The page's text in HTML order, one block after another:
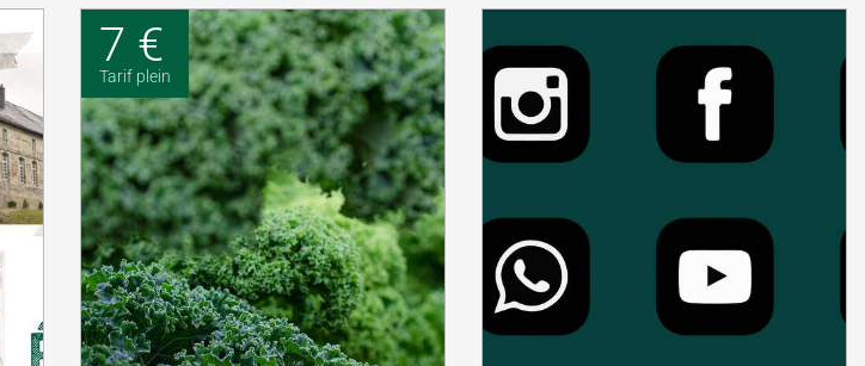
7 €
Tarif plein